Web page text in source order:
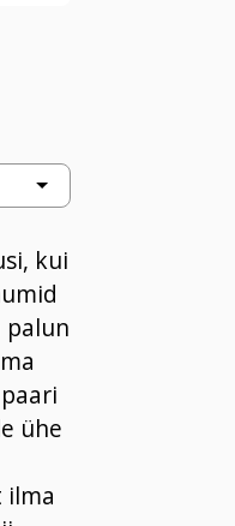
kui
palun
ühe
ilma